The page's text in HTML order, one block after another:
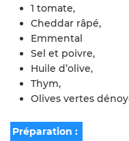
1 tomate,
Cheddar râpé,
Emmental
Sel et poivre,
Huile d’olive,
Thym,
Olives vertes
Préparation :